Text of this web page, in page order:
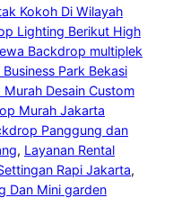
Kokoh Di Wilayah
Lighting Berikut High
Backdrop multiplek
Park Bekasi
Desain Custom
Murah Jakarta
Panggung dan
, Layanan Rental
Rapi Jakarta
Dan Mini garden